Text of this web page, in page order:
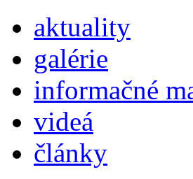
aktuality
galérie
informačné
videá
články